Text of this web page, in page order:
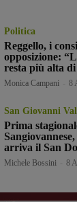
Politica
Reggello, i
opposizione:
resta più alta
Monica Campani 8
San Giovanni
Prima
arriva il San
Michele Bossini 8